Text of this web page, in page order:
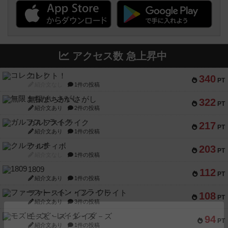
アクセス数 急上昇中
340 PT
コレクト！
1件の投稿
322 PT
無限まちがいさがし
紹介文あり 2件の投稿
217 PT
ガルフストライク
紹介文あり 1件の投稿
203 PT
クルティボ
1件の投稿
112 PT
1809
紹介文あり 1件の投稿
108 PT
ファースト・イン・フライト
紹介文あり 3件の投稿
94 PT
モズビ－ズ・レイダ－ズ
紹介文あり 1件の投稿